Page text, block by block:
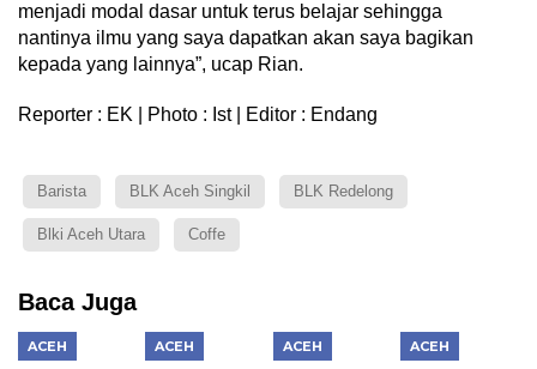
menjadi modal dasar untuk terus belajar sehingga
nantinya ilmu yang saya dapatkan akan saya bagikan
kepada yang lainnya”, ucap Rian.
Reporter : EK | Photo : Ist | Editor : Endang
Barista BLK Aceh Singkil BLK Redelong
Blki Aceh Utara Coffe
Baca Juga
ACEH ACEH ACEH ACEH